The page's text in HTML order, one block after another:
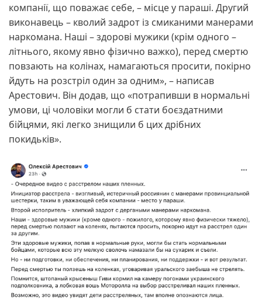
компанії, що поважає себе, – місце у параші. Другий
виконавець – кволий задрот із смиканими манерами
наркомана. Наші – здорові мужики (крім одного –
літнього, якому явно фізично важко), перед смертю
повзають на колінах, намагаються просити, покірно
йдуть на розстріл один за одним», – написав
Арестович. Він додав, що «потрапивши в нормальні
умови, ці чоловіки могли б стати боєздатними
бійцями, які легко знищили б цих дрібних
покидьків».